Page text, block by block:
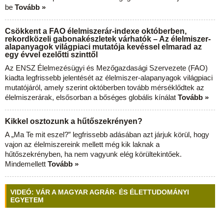
be Tovább »
Csökkent a FAO élelmiszerár-indexe októberben,
rekordközeli gabonakészletek várhatók – Az élelmiszer-
alapanyagok világpiaci mutatója kevéssel elmarad az
egy évvel ezelőtti szinttől
Az ENSZ Élelmezésügyi és Mezőgazdasági Szervezete (FAO)
kiadta legfrissebb jelentését az élelmiszer-alapanyagok világpiaci
mutatójáról, amely szerint októberben tovább mérséklődtek az
élelmiszerárak, elsősorban a bőséges globális kínálat Tovább »
Kikkel osztozunk a hűtőszekrényen?
A „Ma Te mit eszel?” legfrissebb adásában azt járjuk körül, hogy
vajon az élelmiszereink mellett még kik laknak a
hűtőszekrényben, ha nem vagyunk elég körültekintőek.
Mindemellett Tovább »
VIDEÓ: VÁR A MAGYAR AGRÁR- ÉS ÉLETTUDOMÁNYI
EGYETEM